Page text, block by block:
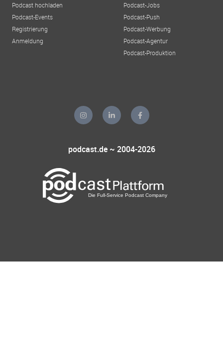
Podcast hochladen
Podcast-Events
Registrierung
Anmeldung
Podcast-Jobs
Podcast-Push
Podcast-Werbung
Podcast-Agentur
Podcast-Produktion
podcast.de ~ 2004-2026